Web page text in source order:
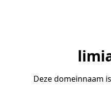
Deze domeinnaam